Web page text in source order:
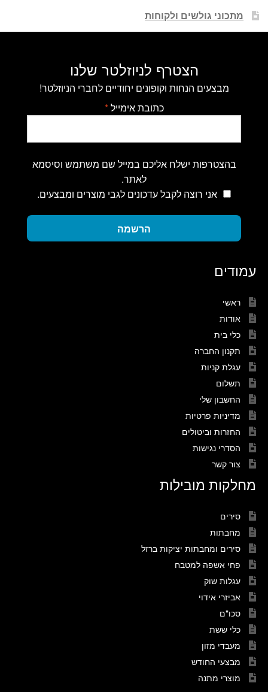
מתכוני גולשים ולקוחות
הצטרף לניוזלטר שלנו
מבצעים הנחות וקופונים יחודיים לחברי הניוזלטר!
כתובת אימייל*
בהצטרפות ישלח אליכם במייל שם משתמש וסיסמא
לאתר.
אני רוצה לקבל עדכונים לגבי מוצרים ומבצעים.
הרשמה
עמודים
ראשי
אודות
כלי בית
תקנון החברה
עגלת קניות
תשלום
החשבון שלי
מדיניות פרטיות
החזרות וביטולים
הסדרי נגישות
צור קשר
מחלקות מובילות
סירים
מחבתות
סירים ומחבתות יציקות ברזל
פחי אשפה למטבח
עגלות שוק
אביזרי אידוי
סכו"ם
כלי ששת
מעבדי מזון
מבצעי החודש
מוצרי מתנה